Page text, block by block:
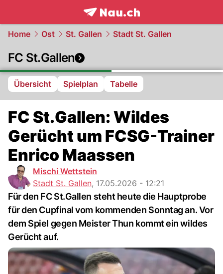
frontpage.NAU.ch
Home Ost St. Gallen Stadt St. Gallen
FC St.Gallen
Übersicht Spielplan Tabelle
FC St.Gallen: Wildes
Gerücht um FCSG-Trainer
Enrico Maassen
Mischi Wettstein
Stadt St. Gallen, 17.05.2026 - 12:21
Für den FC St.Gallen steht heute die Hauptprobe
für den Cupfinal vom kommenden Sonntag an. Vor
dem Spiel gegen Meister Thun kommt ein wildes
Gerücht auf.